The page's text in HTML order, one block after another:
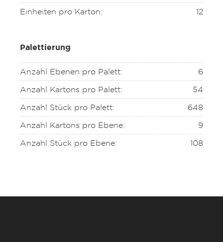
Einheiten pro Karton:
12
Palettierung
Anzahl Ebenen pro Palett:
6
Anzahl Kartons pro Palett:
54
Anzahl Stück pro Palett:
648
Anzahl Kartons pro Ebene:
9
Anzahl Stück pro Ebene:
108